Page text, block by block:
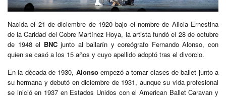
Nacida el 21 de diciembre de 1920 bajo el nombre de Alicia Ernestina
de la Caridad del Cobre Martínez Hoya, la artista fundó el 28 de octubre
de 1948 el BNCjunto al bailarín y coreógrafo Fernando Alonso, con
quien se casó a los 15 años y cuyo apellido adoptó tras el divorcio.
En la década de 1930, Alonsoempezó a tomar clases de ballet junto a
su hermana y debutó en diciembre de 1931, aunque su vida profesional
se inició en 1937 en Estados Unidos con el American Ballet Caravan y